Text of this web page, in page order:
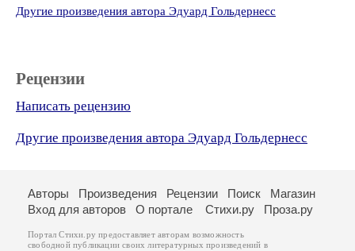
Другие произведения автора Эдуард Гольдернесс
Рецензии
Написать рецензию
Другие произведения автора Эдуард Гольдернесс
Авторы Произведения Рецензии Поиск
Магазин
Вход для авторов
О портале Стихи.ру Проза.ру
Портал Стихи.ру предоставляет авторам возможность
свободной публикации своих литературных произведений в